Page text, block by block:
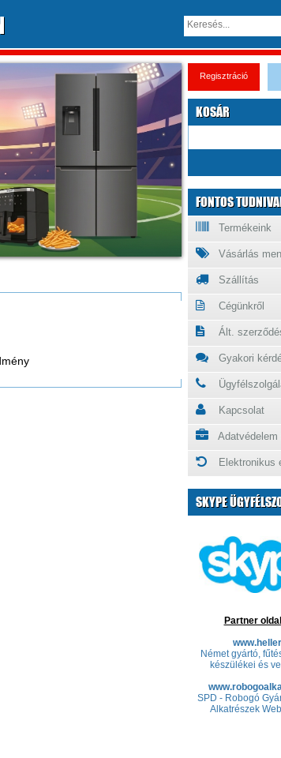
Regisztráció
KOSÁR
FONTOS
Termékeink
Vásárlás
Szállítás
Cégünkről
Ált.
Gyakori
Kapcsolat
Adatvédelem
Elektronikus
SKYPE
Partner
Német gyártó,
készülékei és
SPD - Robogó
Alkatrészek